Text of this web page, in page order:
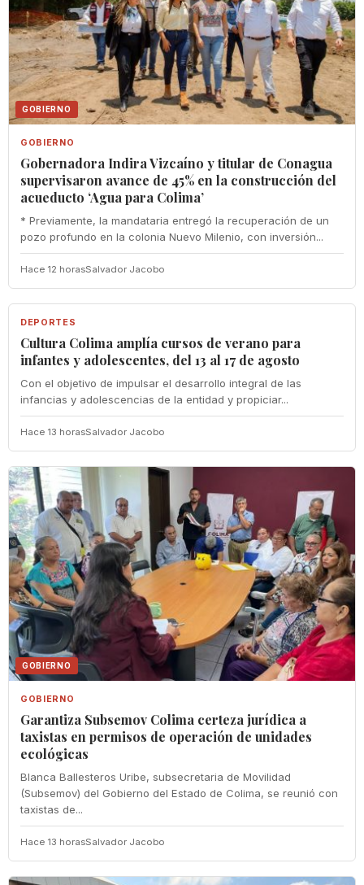
GOBIERNO
GOBIERNO
Gobernadora Indira Vizcaíno y titular de Conagua
supervisaron avance de 45% en la construcción del
acueducto ‘Agua para Colima’
* Previamente, la mandataria entregó la recuperación de un
pozo profundo en la colonia Nuevo Milenio, con inversión...
Hace 12 horasSalvador Jacobo
DEPORTES
DEPORTES
Cultura Colima amplía cursos de verano para
infantes y adolescentes, del 13 al 17 de agosto
Con el objetivo de impulsar el desarrollo integral de las
infancias y adolescencias de la entidad y propiciar...
Hace 13 horasSalvador Jacobo
GOBIERNO
GOBIERNO
Garantiza Subsemov Colima certeza jurídica a
taxistas en permisos de operación de unidades
ecológicas
Blanca Ballesteros Uribe, subsecretaria de Movilidad
(Subsemov) del Gobierno del Estado de Colima, se reunió con
taxistas de...
Hace 13 horasSalvador Jacobo